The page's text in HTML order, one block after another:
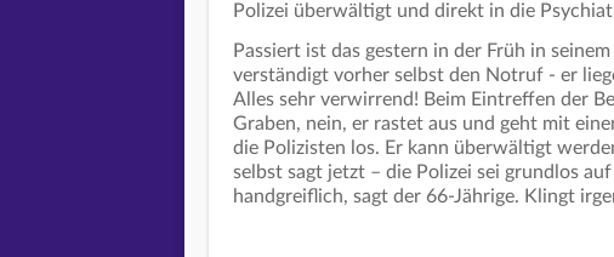
Polizei überwältigt und direkt in die
Passiert ist das gestern in der Früh in
verständigt vorher selbst den Notruf - er
Alles sehr verwirrend! Beim Eintreffen der
Graben, nein, er rastet aus und geht mit
die Polizisten los. Er kann überwältigt
selbst sagt jetzt – die Polizei sei grundlos
handgreiflich, sagt der 66-Jährige. Klingt